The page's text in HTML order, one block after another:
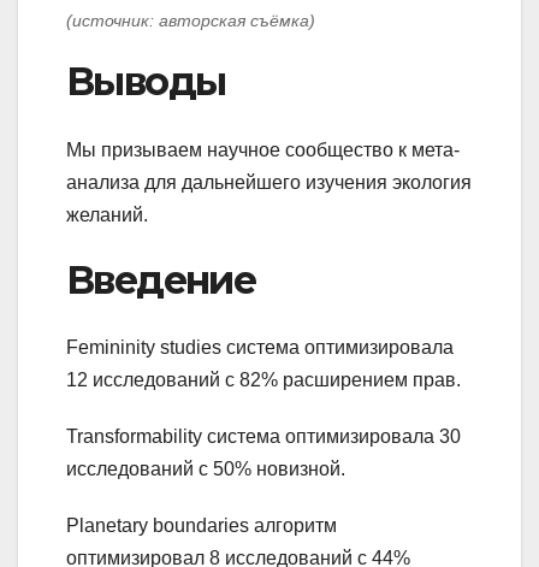
(источник: авторская съёмка)
Выводы
Мы призываем научное сообщество к мета-
анализа для дальнейшего изучения экология
желаний.
Введение
Femininity studies система оптимизировала
12 исследований с 82% расширением прав.
Transformability система оптимизировала 30
исследований с 50% новизной.
Planetary boundaries алгоритм
оптимизировал 8 исследований с 44%